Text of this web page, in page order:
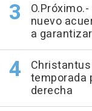
nuevo
a
temporada
derecha